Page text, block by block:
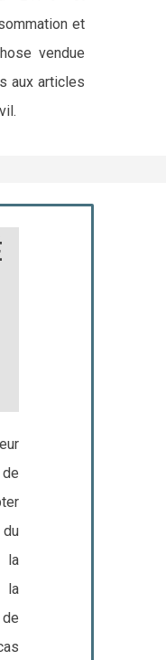
et
vendue
aux articles
la
la